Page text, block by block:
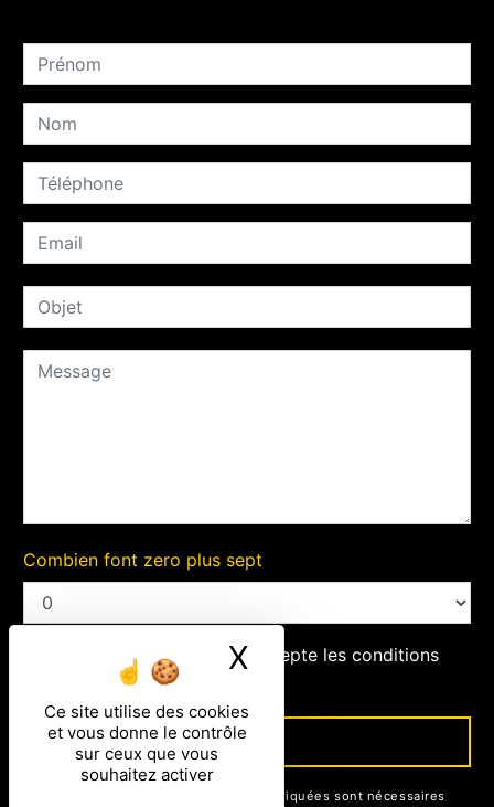
Ce site utilise des cookies
et vous donne le contrôle
sur ceux que vous
souhaitez activer
X Masquer le
Combien font zero plus sept
En cochant cette case, j'accepte les conditions
particulières ci-dessous **
ENVOYER
** Les données personnelles communiquées sont nécessaires